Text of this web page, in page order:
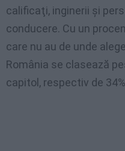
calificaţi, inginerii şi
conducere. Cu un
care nu au de unde
România se clasează
capitol, respectiv de